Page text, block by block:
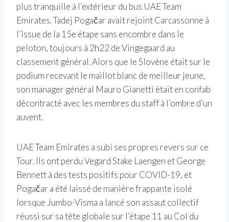
plus tranquille à l’extérieur du bus UAE Team
Emirates. Tadej Pogačar avait rejoint Carcassonne à
l’issue de la 15e étape sans encombre dans le
peloton, toujours à 2h22 de Vingegaard au
classement général. Alors que le Slovène était sur le
podium recevant le maillot blanc de meilleur jeune,
son manager général Mauro Gianetti était en confab
décontracté avec les membres du staff à l’ombre d’un
auvent.
UAE Team Emirates a subi ses propres revers sur ce
Tour. Ils ont perdu Vegard Stake Laengen et George
Bennett à des tests positifs pour COVID-19, et
Pogačar a été laissé de manière frappante isolé
lorsque Jumbo-Visma a lancé son assaut collectif
réussi sur sa tête globale sur l’étape 11 au Col du